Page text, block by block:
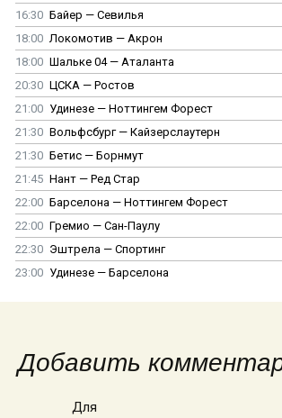
16:30 Байер — Севилья
18:00 Локомотив — Акрон
18:00 Шальке 04 — Аталанта
20:30 ЦСКА — Ростов
21:00 Удинезе — Ноттингем Форест
21:30 Вольфсбург — Кайзерслаутерн
21:30 Бетис — Борнмут
21:45 Нант — Ред Стар
22:00 Барселона — Ноттингем Форест
22:00 Гремио — Сан-Паулу
22:30 Эштрела — Спортинг
23:00 Удинезе — Барселона
Добавить
Для